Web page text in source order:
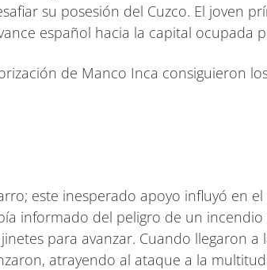
su posesión del Cuzco. El joven
español hacia la capital ocupada
de Manco Inca consiguieron
este inesperado apoyo influyó en
informado del peligro de un
para avanzar. Cuando llegaron
atrayendo al ataque a la